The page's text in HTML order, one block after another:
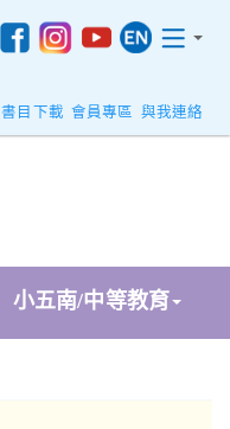
書目下載 會員專區 與我連絡
小五南/中等教育